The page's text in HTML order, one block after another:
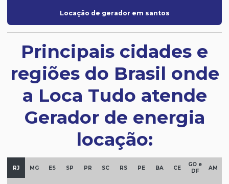
Locação de gerador em santos
Principais cidades e
regiões do Brasil onde
a Loca Tudo atende
Gerador de energia
locação:
RJ MG ES SP PR SC RS PE BA CE
GO e
DF
AM